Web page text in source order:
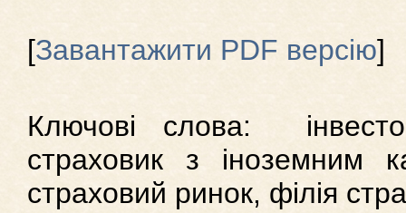
[Завантажити PDF версію]
Ключові слова:
страховик з іноземним
страховий ринок, філія